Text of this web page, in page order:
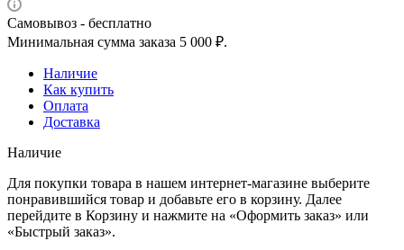
Самовывоз - бесплатно
Минимальная сумма заказа 5 000 ₽.
Наличие
Как купить
Оплата
Доставка
Наличие
Для покупки товара в нашем интернет-магазине выберите
понравившийся товар и добавьте его в корзину. Далее
перейдите в Корзину и нажмите на «Оформить заказ» или
«Быстрый заказ».